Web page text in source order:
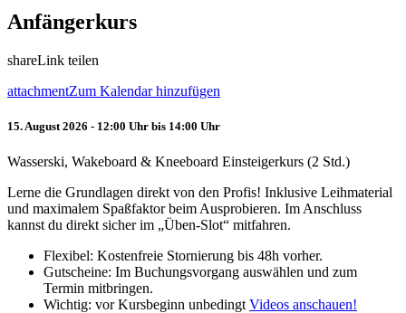
Anfängerkurs
shareLink teilen
attachmentZum Kalendar hinzufügen
15. August 2026 - 12:00 Uhr bis 14:00 Uhr
Wasserski, Wakeboard & Kneeboard Einsteigerkurs (2 Std.)
Lerne die Grundlagen direkt von den Profis! Inklusive Leihmaterial
und maximalem Spaßfaktor beim Ausprobieren. Im Anschluss
kannst du direkt sicher im „Üben-Slot“ mitfahren.
Flexibel: Kostenfreie Stornierung bis 48h vorher.
Gutscheine: Im Buchungsvorgang auswählen und zum
Termin mitbringen.
Wichtig: vor Kursbeginn unbedingt Videos anschauen!